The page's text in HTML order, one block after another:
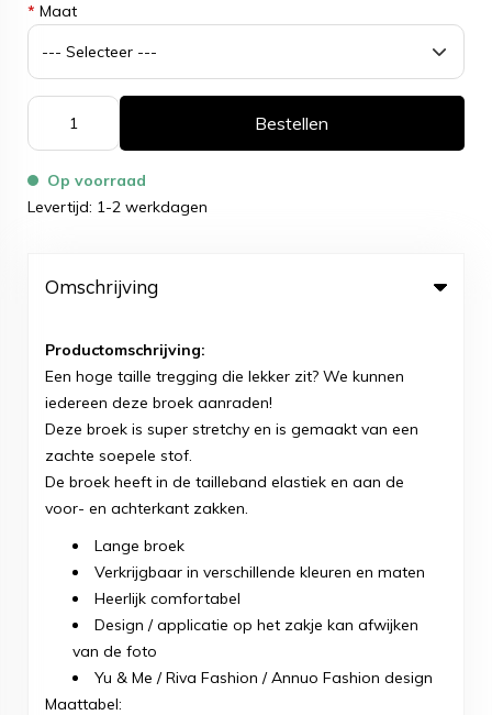
* Maat
Bestellen
Op voorraad
Levertijd: 1-2 werkdagen
Omschrijving
Productomschrijving:
Een hoge taille tregging die lekker zit? We kunnen
iedereen deze broek aanraden!
Deze broek is super stretchy en is gemaakt van een
zachte soepele stof.
De broek heeft in de tailleband elastiek en aan de
voor- en achterkant zakken.
Lange broek
Verkrijgbaar in verschillende kleuren en maten
​Heerlijk comfortabel
Design / applicatie op het zakje kan afwijken
van de foto
Yu & Me / Riva Fashion / Annuo Fashion design
Maattabel: